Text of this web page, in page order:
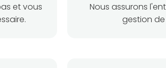
et vous
Nous assurons
gestion